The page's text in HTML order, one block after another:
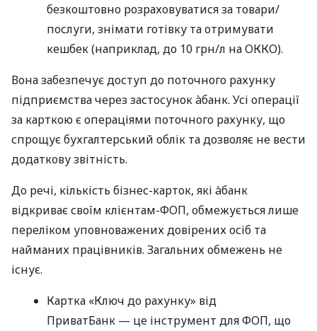
безкоштовно розраховуватися за товари/
послуги, знімати готівку та отримувати
кешбек (наприклад, до 10 грн/л на ОККО).
Вона забезпечує доступ до поточного рахунку
підприємства через застосунок àбанк. Усі операції
за карткою є операціями поточного рахунку, що
спрощує бухгалтерський облік та дозволяє не вести
додаткову звітність.
До речі, кількість бізнес-карток, які àбанк
відкриває своїм клієнтам-ФОП, обмежується лише
переліком уповноважених довірених осіб та
найманих працівників. Загальних обмежень не
існує.
Картка «Ключ до рахунку» від
ПриватБанк — це інструмент для ФОП, що